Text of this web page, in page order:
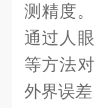
测精度
通过人
等方法
外界误差